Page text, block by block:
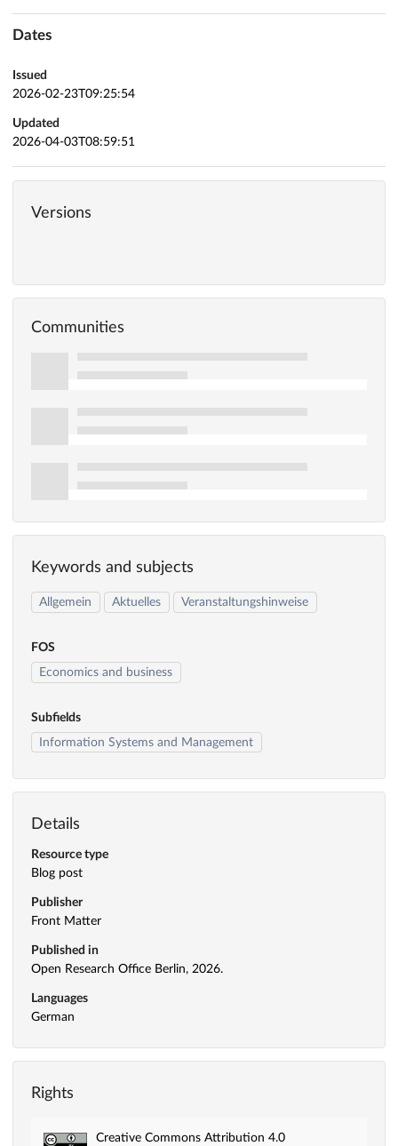
Dates
Issued
2026-02-23T09:25:54
Updated
2026-04-03T08:59:51
Versions
Communities
Keywords and subjects
Allgemein Aktuelles Veranstaltungshinweise
FOS
Economics and business
Subfields
Information Systems and Management
Details
Resource type
Blog post
Publisher
Front Matter
Published in
Open Research Office Berlin, 2026.
Languages
German
Rights
Creative Commons Attribution 4.0